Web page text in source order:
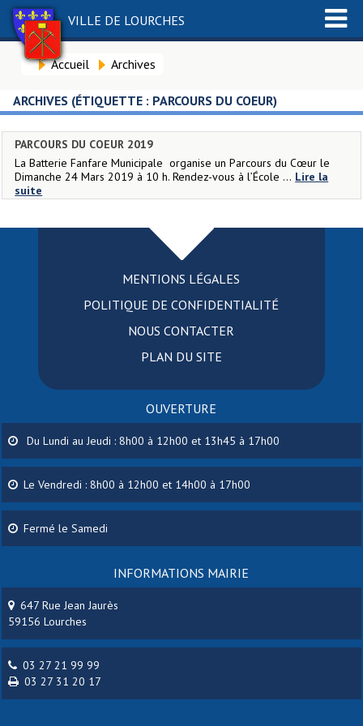
VILLE DE LOURCHES
Accueil Archives
ARCHIVES (ÉTIQUETTE : PARCOURS DU COEUR)
PARCOURS DU COEUR 2019
La Batterie Fanfare Municipale organise un Parcours du Cœur le
Dimanche 24 Mars 2019 à 10 h. Rendez-vous à l’École ... Lire la
suite
MENTIONS LÉGALES
POLITIQUE DE CONFIDENTIALITÉ
NOUS CONTACTER
PLAN DU SITE
OUVERTURE
Du Lundi au Jeudi : 8h00 à 12h00 et 13h45 à 17h00
Le Vendredi : 8h00 à 12h00 et 14h00 à 17h00
Fermé le Samedi
INFORMATIONS MAIRIE
647 Rue Jean Jaurès
59156 Lourches
03 27 21 99 99
03 27 31 20 17